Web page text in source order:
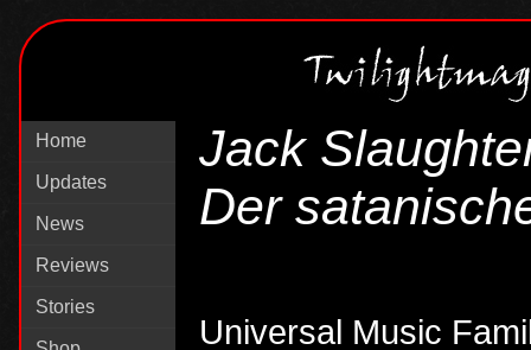
Home
Updates
News
Reviews
Stories
Jack
Der
Universal Music